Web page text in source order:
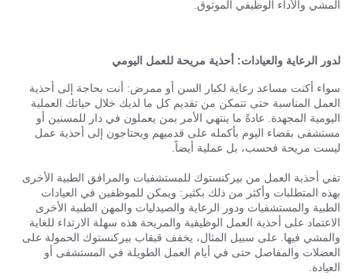
المشي والأداء الوظيفي الموثوق.
لدور الرعاية والعيادات: أحذية مريحة للعمل اليومي
سواء أكنت مساعد رعاية لكبار السن أو ممرض: أنت بحاجة إلى أحذية
العمل المناسبة حتى تتمكن من تقديم كل ما لديك خلال حياتك العملية
اليومية المجهدة. عادةً ما ينتهي الأمر بمن يعملون في دار للمسنين أو
مستشفى بقضاء اليوم بأكمله على قدميهم ويحتاجون إلى أحذية عمل
ليست مريحة فحسب، بل عملية أيضاً.
تفي أحذية العمل من بيركنستوك للمستشفيات والمرافق الطبية الأخرى
بهذه المتطلبات وأكثر من ذلك بكثير: ويمكن للموظفين في العيادات
الطبية والمستشفيات ودور الرعاية والصيدليات والمهن الطبية الأخرى
الاعتماد على أحذية العمل الوظيفية والمريحة هذه سهلة الارتداء للغاية
والمشي فيها. على سبيل المثال، يخفف قبقاب بيركنستوك الحمولة على
العضلات والمفاصل حتى في أيام العمل الطويلة في المستشفى أو
العيادة.